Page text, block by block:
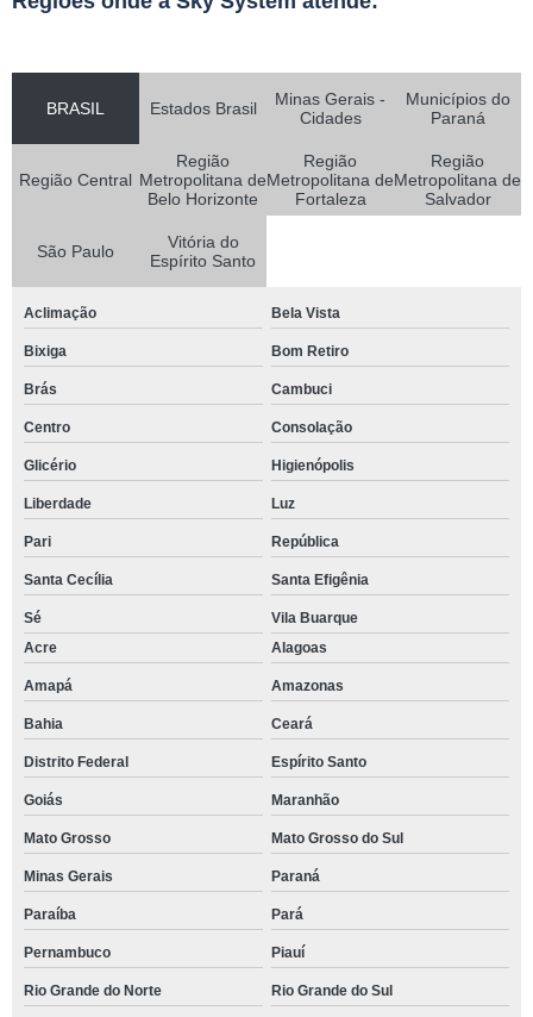
BRASIL Estados Brasil
Minas Gerais -
Cidades
Municípios do
Paraná
Região Central
Região
Metropolitana de
Belo Horizonte
Região
Metropolitana de
Fortaleza
Região
Metropolitana de
Salvador
São Paulo
Vitória do
Espírito Santo
Aclimação Bela Vista
Bixiga Bom Retiro
Brás Cambuci
Centro Consolação
Glicério Higienópolis
Liberdade Luz
Pari República
Santa Cecília Santa Efigênia
Sé
Vila Buarque
Acre
Alagoas
Amapá Amazonas
Bahia Ceará
Distrito Federal Espírito Santo
Goiás Maranhão
Mato Grosso Mato Grosso do Sul
Minas Gerais Paraná
Paraíba Pará
Pernambuco Piauí
Rio Grande do Norte Rio Grande do Sul